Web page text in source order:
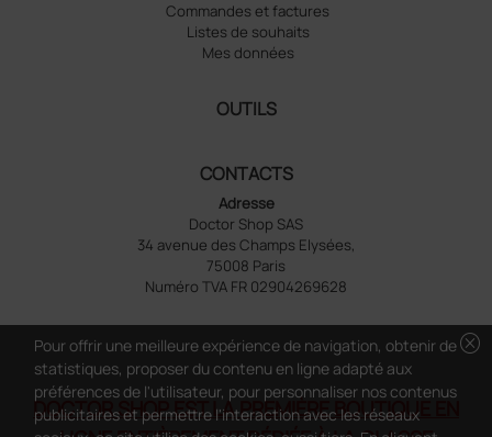
Commandes et factures
Listes de souhaits
Mes données
OUTILS
CONTACTS
Adresse
Doctor Shop SAS
34 avenue des Champs Elysées,
75008 Paris
Numéro TVA FR 02904269628
DOCTOR SHOP EST LA PREMIÈRE BOUTIQUE EN
cancel
Pour offrir une meilleure expérience de navigation, obtenir de
statistiques, proposer du contenu en ligne adapté aux
préférences de l'utilisateur, pour personnaliser nos contenus
publicitaires et permettre l'interaction avec les réseaux